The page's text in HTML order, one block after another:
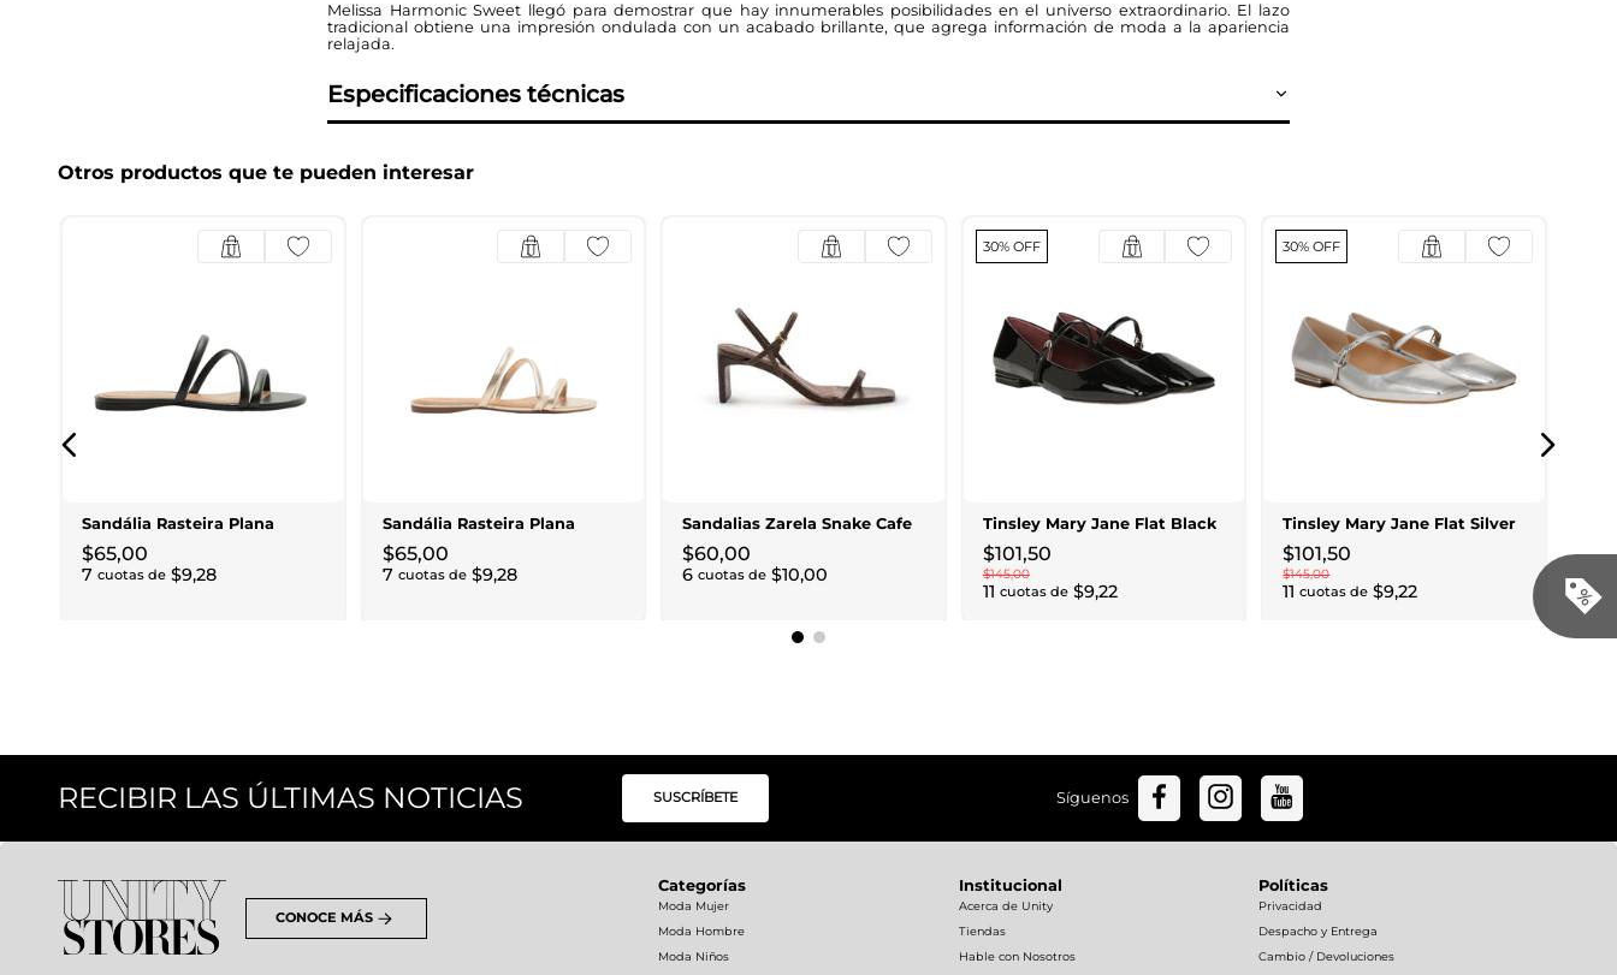
Melissa Harmonic Sweet llegó para demostrar que hay innumerables posibilidades en el universo extraordinario. El lazo
tradicional obtiene una impresión ondulada con un acabado brillante, que agrega información de moda a la apariencia
relajada.
Especificaciones técnicas
Otros productos que te pueden interesar
Sandália Rasteira Plana
$65,00
7 cuotas de $9,28
Sandália Rasteira Plana
$65,00
7 cuotas de $9,28
Sandalias Zarela Snake Cafe
$60,00
6 cuotas de $10,00
30% OFF
Tinsley Mary Jane Flat Black
$101,50
$145,00
11 cuotas de $9,22
30% OFF
Tinsley Mary Jane Flat Silver
$101,50
$145,00
11 cuotas de $9,22
RECIBIR LAS ÚLTIMAS NOTICIAS SUSCRÍBETE Síguenos
CONOCE MÁS
Categorías
Moda Mujer
Moda Hombre
Moda Niños
Institucional
Acerca de Unity
Tiendas
Hable con Nosotros
Políticas
Privacidad
Despacho y Entrega
Cambio / Devoluciones